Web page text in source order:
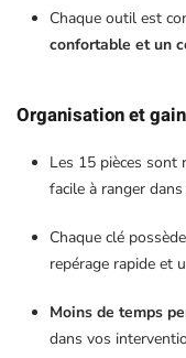
Chaque outil est
confortable et un
Organisation et
Les 15 pièces sont
facile à ranger
Chaque clé possède
repérage rapide et
Moins de temps
dans vos